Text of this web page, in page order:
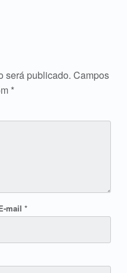
será publicado. Campos
*
mail *